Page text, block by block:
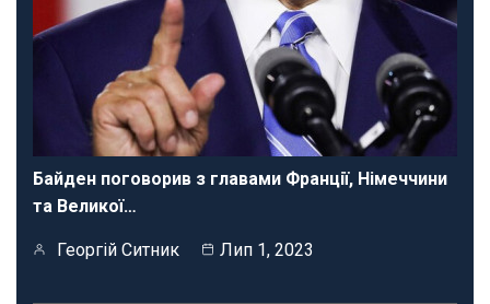
Байден поговорив з главами Франції, Німеччини
та Великої…
Георгій Ситник Лип 1, 2023